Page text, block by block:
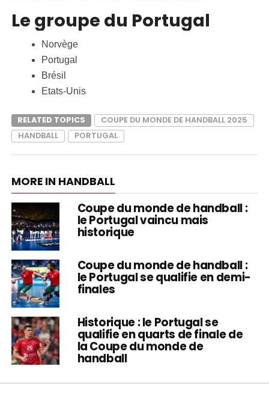
Le groupe du Portugal
Norvège
Portugal
Brésil
Etats-Unis
RELATED TOPICS
COUPE DU MONDE DE HANDBALL 2025
HANDBALL
PORTUGAL
MORE IN HANDBALL
Coupe du monde de handball :
le Portugal vaincu mais
historique
Coupe du monde de handball :
le Portugal se qualifie en demi-
finales
Historique : le Portugal se
qualifie en quarts de finale de
la Coupe du monde de
handball